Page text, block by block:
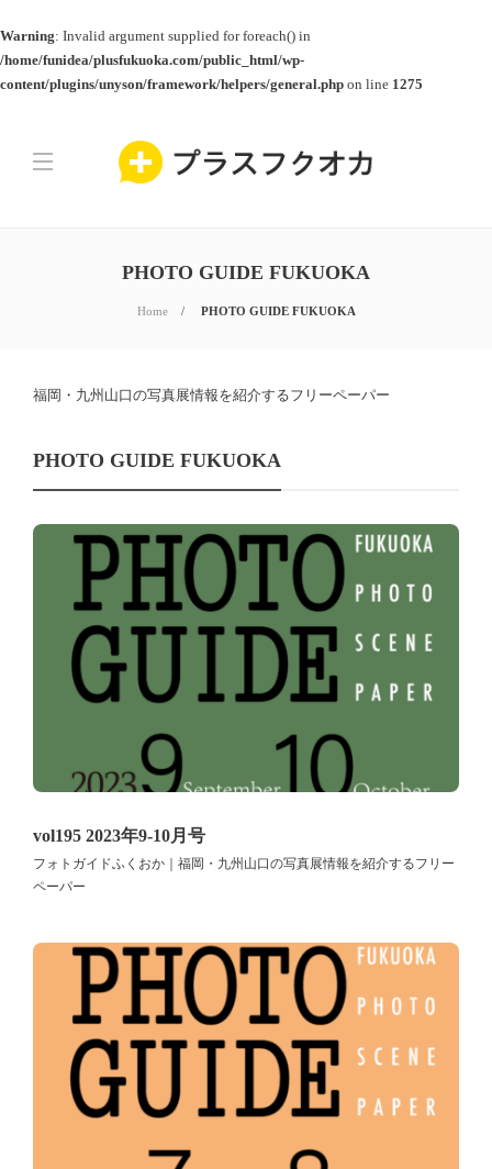
Warning: Invalid argument supplied for foreach() in
/home/funidea/plusfukuoka.com/public_html/wp-
content/plugins/unyson/framework/helpers/general.php on line 1275
PHOTO GUIDE FUKUOKA
Home PHOTO GUIDE FUKUOKA
福岡・九州山口の写真展情報を紹介するフリーペーパー
PHOTO GUIDE FUKUOKA
vol195 2023年9-10月号
フォトガイドふくおか｜福岡・九州山口の写真展情報を紹介するフリー
ペーパー